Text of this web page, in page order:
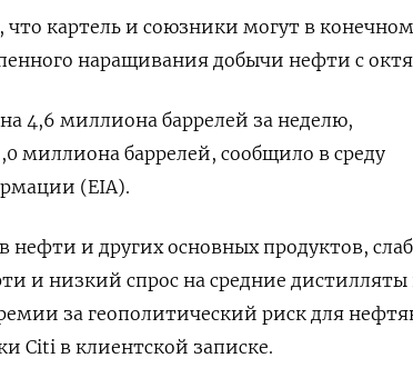
картель и союзники могут в конечном
наращивания добычи нефти с
4,6 миллиона баррелей за неделю,
миллиона баррелей, сообщило в среду
(EIA).
нефти и других основных продуктов,
и низкий спрос на средние дистилляты
за геополитический риск для
Citi в клиентской записке.